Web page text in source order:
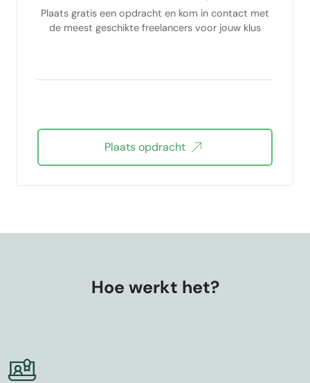
Plaats gratis een opdracht en kom in contact met
de meest geschikte freelancers voor jouw klus
Plaats opdracht
Hoe werkt het?